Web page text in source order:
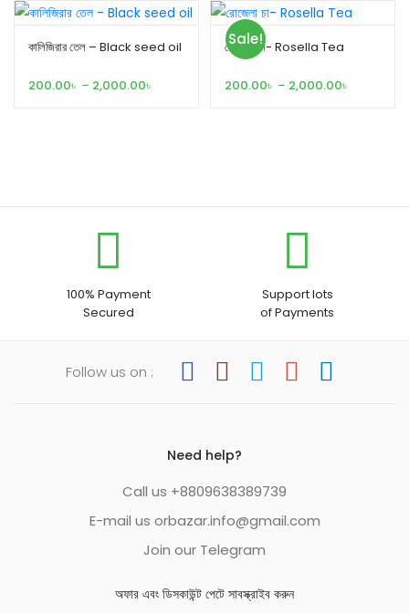
through
কালিজিরার তেল – Black seed oil
200.00৳ – 2,000.00৳
Sale!
রোজেলা চা- Rosella Tea
200.00৳ – 2,000.00৳
100% Payment
Secured
Support lots
of Payments
Follow us on :
Need help?
Call us +8809638389739
E-mail us orbazar.info@gmail.com
Join our Telegram
অফার এবং ডিসকাউন্ট পেটে সাবস্ক্রাইব করুন